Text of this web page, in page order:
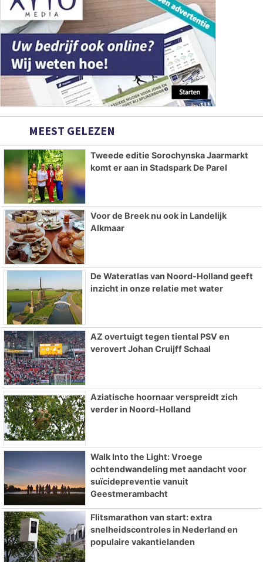
MEEST GELEZEN
Tweede editie Sorochynska Jaarmarkt
komt er aan in Stadspark De Parel
Voor de Breek nu ook in Landelijk
Alkmaar
De Wateratlas van Noord-Holland geeft
inzicht in onze relatie met water
AZ overtuigt tegen tiental PSV en
verovert Johan Cruijff Schaal
Aziatische hoornaar verspreidt zich
verder in Noord-Holland
Walk Into the Light: Vroege
ochtendwandeling met aandacht voor
suïcidepreventie vanuit
Geestmerambacht
Flitsmarathon van start: extra
snelheidscontroles in Nederland en
populaire vakantielanden